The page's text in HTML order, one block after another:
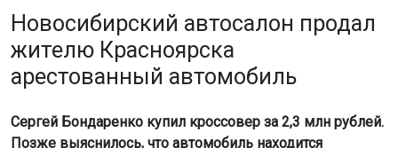
Новосибирский автосалон продал
жителю Красноярска
арестованный автомобиль
Сергей Бондаренко купил кроссовер за 2,3 млн рублей.
Позже выяснилось, что автомобиль находится